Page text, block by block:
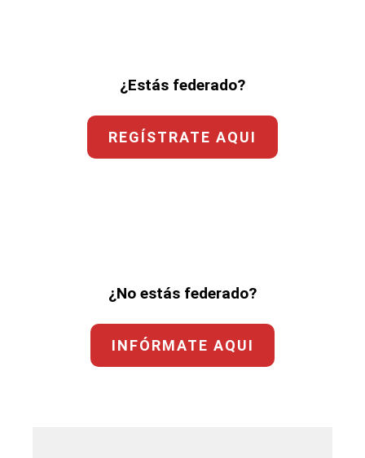
¿Estás federado?
REGÍSTRATE AQUI
¿No estás federado?
INFÓRMATE AQUI